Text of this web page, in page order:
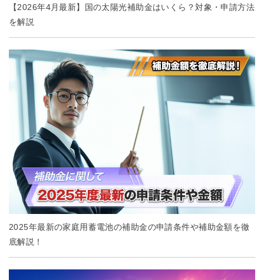
【2026年4月最新】国の太陽光補助金はいくら？対象・申請方法
を解説
2025年最新の家庭用蓄電池の補助金の申請条件や補助金額を徹
底解説！